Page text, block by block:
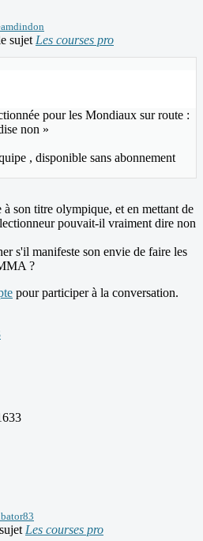
sujet Les courses pro
pour les Mondiaux sur route :
non »
, disponible sans abonnement
son titre olympique, et en mettant de
pouvait-il vraiment dire non
s'il manifeste son envie de faire les
?
pour participer à la conversation.
Les courses pro